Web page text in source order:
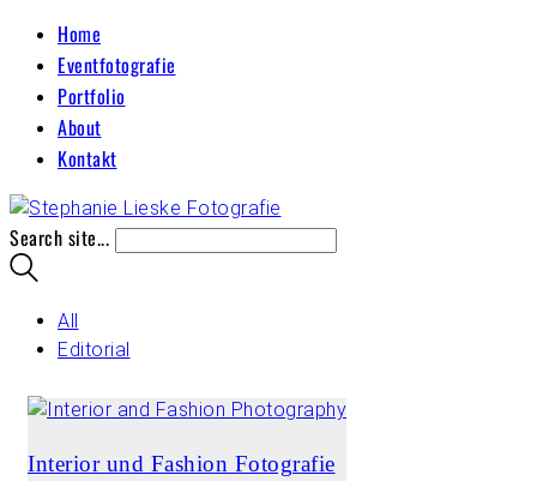
Home
Eventfotografie
Portfolio
About
Kontakt
Search site...
All
Editorial
Interior und Fashion Fotografie